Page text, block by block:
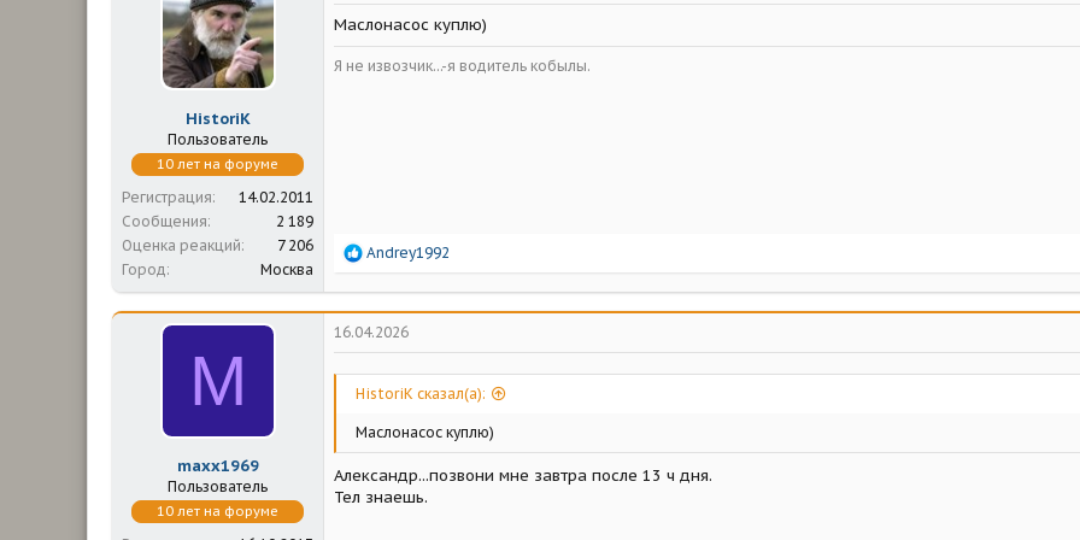
а
л
а
HistoriK
Пользователь
10 лет на форуме
Регистрация
14.02.2011
Сообщения
2 189
Оценка реакций
7 206
Город
Москва
Маслонасос куплю)
Я не извозчик...-я водитель кобылы.
Р
а
к
ц
:
Andrey1992
M
maxx1969
Пользователь
10 лет на форуме
16.04.2026
HistoriK сказал(а):
Маслонасос куплю)
Александр...позвони мне завтра после 13 ч дня.
Тел знаешь.